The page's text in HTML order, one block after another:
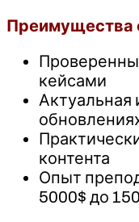
Преимущества
кейсами
Актуальная
контента
Опыт
5000$ до